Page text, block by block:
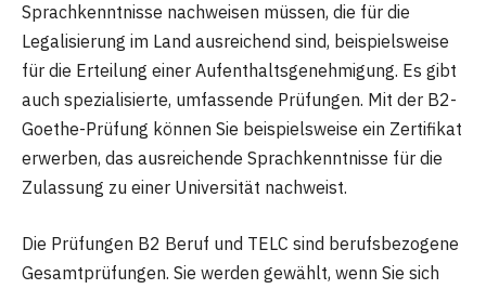
Sprachkenntnisse nachweisen müssen, die für die
Legalisierung im Land ausreichend sind, beispielsweise
für die Erteilung einer Aufenthaltsgenehmigung. Es gibt
auch spezialisierte, umfassende Prüfungen. Mit der B2-
Goethe-Prüfung können Sie beispielsweise ein Zertifikat
erwerben, das ausreichende Sprachkenntnisse für die
Zulassung zu einer Universität nachweist.
Die Prüfungen B2 Beruf und TELC sind berufsbezogene
Gesamtprüfungen. Sie werden gewählt, wenn Sie sich